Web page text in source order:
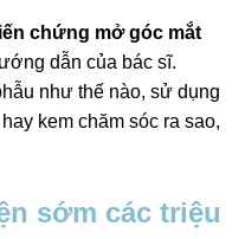
chứng mở góc mắt
dẫn của bác sĩ.
như thế nào, sử dụng
kem chăm sóc ra sao,
sớm các triệu